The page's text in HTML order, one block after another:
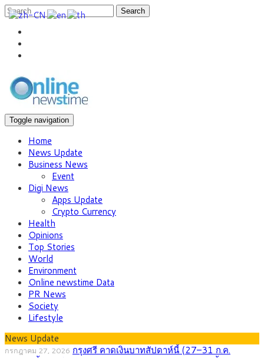
Search
Toggle navigation
Home
News Update
Business News
Event
Digi News
Apps Update
Crypto Currency
Health
Opinions
Top Stories
World
Environment
Online newstime Data
PR News
Society
Lifestyle
News Update
กรกฎาคม 27, 2026 กรุงศรี คาดเงินบาทสัปดาห์นี้ (27–31 ก.ค.